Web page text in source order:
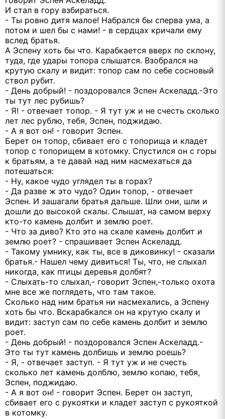
И стал в гору взбираться.
- Ты ровно дитя малое! Набрался бы сперва ума, а
потом и шел бы с нами! - в сердцах кричали ему
вслед братья.
А Эспену хоть бы что. Карабкается вверх по склону,
туда, где удары топора слышатся. Взобрался на
крутую скалу и видит: топор сам по себе сосновый
ствол рубит.
- День добрый! - поздоровался Эспен Аскеладд.-Это
ты тут лес рубишь?
- Я! - отвечает топор. - Я тут уж и не счесть сколько
лет лес рублю, тебя, Эспен, поджидаю.
- А я вот он! - говорит Эспен.
Берет он топор, сбивает его с топорища и кладет
топор с топорищем в котомку. Спустился он с горы
к братьям, а те давай над ним насмехаться да
потешаться:
- Ну, какое чудо углядел ты в горах?
- Да разве ж это чудо? Один топор, - отвечает
Эспен. И зашагали братья дальше. Шли они, шли и
дошли до высокой скалы. Слышат, на самом верху
кто-то камень долбит и землю роет.
- Что за диво? Кто это на скале камень долбит и
землю роет? - спрашивает Эспен Аскеладд.
- Такому умнику, как ты, все в диковинку! - сказали
братья.- Нашел чему дивиться! Ты, что, не слыхал
никогда, как птицы деревья долбят?
- Слыхать-то слыхал,- говорит Эспен,-только охота
мне все же поглядеть, что там такое.
Сколько над ним братья ни насмехались, а Эспену
хоть бы что. Вскарабкался он на крутую скалу и
видит: заступ сам по себе камень долбит и землю
роет.
- День добрый! - поздоровался Эспен Аскеладд.-
Это ты тут камень долбишь и землю роешь?
- Я, - отвечает заступ. - Я тут уж и не счесть
сколько лет камень долблю, землю копаю, тебя,
Эспен, поджидаю.
- А я вот он! - говорит Эспен. Берет он заступ,
сбивает его с рукоятки и кладет заступ с рукояткой
в котомку.